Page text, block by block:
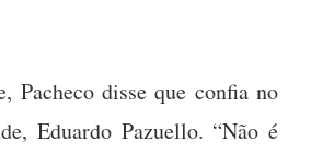
Pacheco disse que confia no
Eduardo Pazuello. “Não é